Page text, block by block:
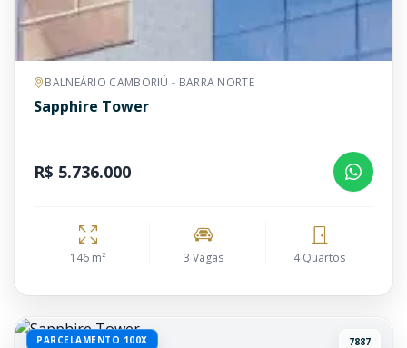
BALNEÁRIO CAMBORIÚ - BARRA NORTE
Sapphire Tower
R$ 5.736.000
146 m² 3 Vagas 4 Quartos
PARCELAMENTO 100X 7887